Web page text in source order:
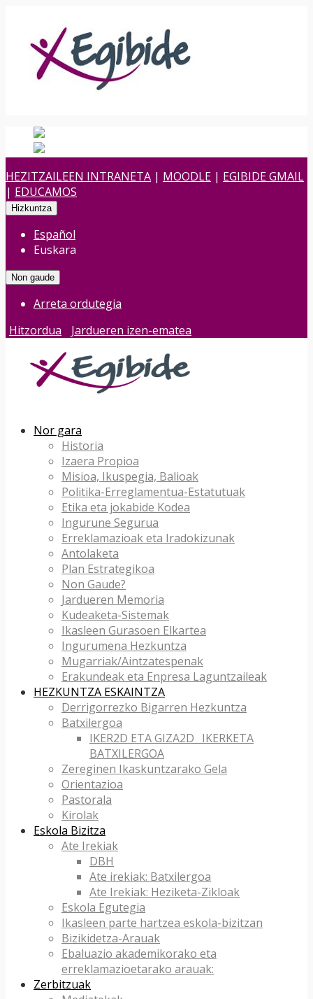
HEZITZAILEEN INTRANETA | MOODLE | EGIBIDE GMAIL
| EDUCAMOS
Hizkuntza
Español
Euskara
Non gaude
Arreta ordutegia
Hitzordua
Jardueren izen-ematea
Nor gara
Historia
Izaera Propioa
Misioa, Ikuspegia, Balioak
Politika-Erreglamentua-Estatutuak
Etika eta jokabide Kodea
Ingurune Segurua
Erreklamazioak eta Iradokizunak
Antolaketa
Plan Estrategikoa
Non Gaude?
Jardueren Memoria
Kudeaketa-Sistemak
Ikasleen Gurasoen Elkartea
Ingurumena Hezkuntza
Mugarriak/Aintzatespenak
Erakundeak eta Enpresa Laguntzaileak
HEZKUNTZA ESKAINTZA
Derrigorrezko Bigarren Hezkuntza
Batxilergoa
IKER2D ETA GIZA2D_ IKERKETA
BATXILERGOA
Zereginen Ikaskuntzarako Gela
Orientazioa
Pastorala
Kirolak
Eskola Bizitza
Ate Irekiak
DBH
Ate irekiak: Batxilergoa
Ate Irekiak: Heziketa-Zikloak
Eskola Egutegia
Ikasleen parte hartzea eskola-bizitzan
Bizikidetza-Arauak
Ebaluazio akademikorako eta
erreklamazioetarako arauak:
Zerbitzuak